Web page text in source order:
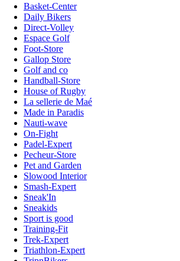
Basket-Center
Daily Bikers
Direct-Volley
Espace Golf
Foot-Store
Gallop Store
Golf and co
Handball-Store
House of Rugby
La sellerie de Maé
Made in Paradis
Nauti-wave
On-Fight
Padel-Expert
Pecheur-Store
Pet and Garden
Slowood Interior
Smash-Expert
Sneak'In
Sneakids
Sport is good
Training-Fit
Trek-Expert
Triathlon-Expert